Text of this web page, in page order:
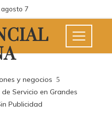
7
y negocios
Servicio en Grandes
Publicidad